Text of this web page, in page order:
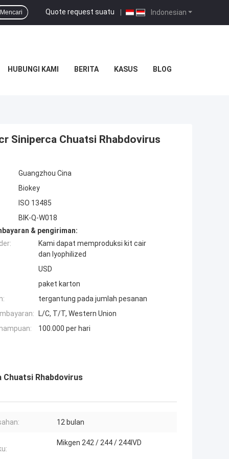
Indonesian
Quote request suatu |
Mencari
HUBUNGI KAMI BERITA KASUS BLOG
Siniperca Chuatsi Rhabdovirus
Guangzhou Cina
Biokey
ISO 13485
BIK-Q-W018
& pengiriman:
Kami dapat memproduksi kit cair
dan lyophilized
USD
paket karton
tergantung pada jumlah pesanan
L/C, T/T, Western Union
100.000 per hari
Rhabdovirus
12 bulan
Mikgen 242 / 244 / 244IVD